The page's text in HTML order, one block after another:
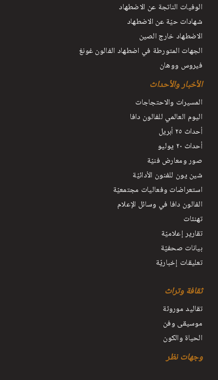
الوفيات الناتجة عن الاضطهاد
شهادات حيّة عن الاضطهاد
الاضطهاد خارج الصين
الجهات المتورطة في اضطهاد الفالون غونغ
فيروس ووهان
الأخبار والأحداث
المسيرات والاحتجاجات
اليوم العالمي للفالون دافا
أحداث ٢٥ أبريل
أحداث ٢٠ يوليو
صور ومعارض فنيّة
شين يون للفنون الأدائيّة
استعراضات وفعاليات مجتمعيّة
الفالون دافا في وسائل الإعلام
تهنئات
تقارير إعلاميّة
بيانات صحفيّة
تعليقات إخباريّة
ثقافة وتراث
تقاليد موروثة
موسيقى وفن
الحياة والكون
وجهات نظر